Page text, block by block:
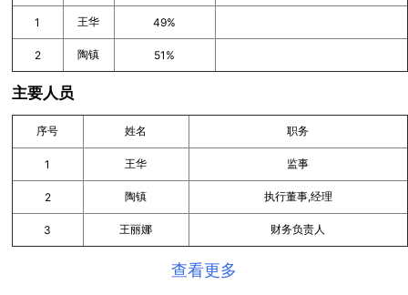
1 王华 49%
2 陶镇 51%
主要人员
序号 姓名 职务
1 王华 监事
2 陶镇 执行董事,经理
3 王丽娜 财务负责人
查看更多